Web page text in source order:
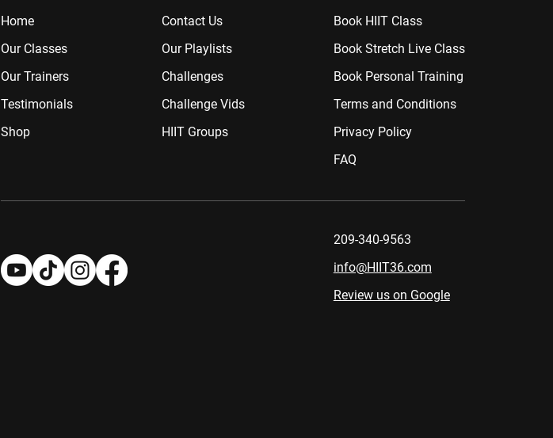
Home
Our Classes
Our Trainers
Testimonials
Shop
Contact Us
Our Playlists
Challenges
Challenge Vids
HIIT Groups
Book HIIT Class
Book Stretch Live Class
Book Personal Training
Terms and Conditions
Privacy Policy
FAQ
209-340-9563
info@HIIT36.com
Review us on Google